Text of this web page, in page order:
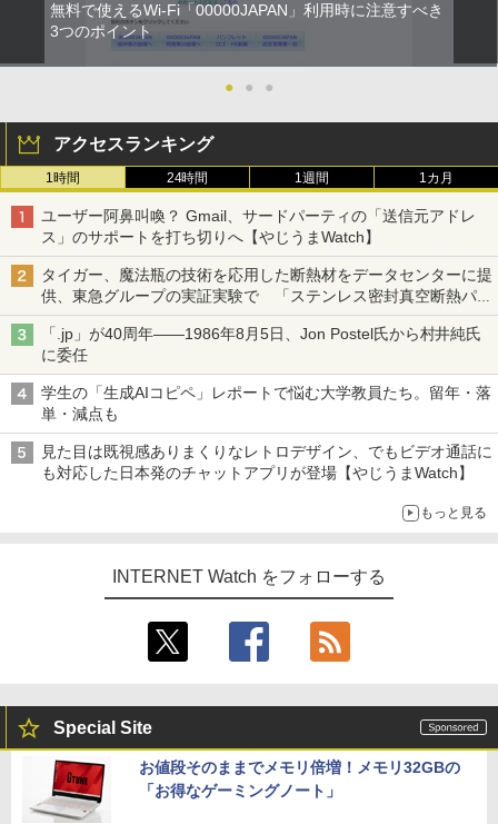
無料で使えるWi-Fi「00000JAPAN」利用時に注意すべき
3つのポイント
● ● ●
アクセスランキング
1時間 24時間 1週間 1カ月
ユーザー阿鼻叫喚？ Gmail、サードパーティの「送信元アドレ
ス」のサポートを打ち切りへ【やじうまWatch】
タイガー、魔法瓶の技術を応用した断熱材をデータセンターに提
供、東急グループの実証実験で 「ステンレス密封真空断熱パネ
ル TIVIP」
「.jp」が40周年――1986年8月5日、Jon Postel氏から村井純氏
に委任
学生の「生成AIコピペ」レポートで悩む大学教員たち。留年・落
単・減点も
見た目は既視感ありまくりなレトロデザイン、でもビデオ通話に
も対応した日本発のチャットアプリが登場【やじうまWatch】
もっと見る
INTERNET Watch をフォローする
Special Site
お値段そのままでメモリ倍増！メモリ32GBの
「お得なゲーミングノート」